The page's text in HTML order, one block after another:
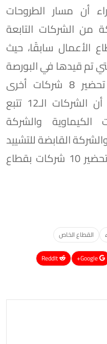
أن مسار الطروحات
قيد نحو 20 شركة من الشركات التابعة
الأعمال سابقًا، حيث
تم قيدها في البورصة
إلى 12 شركة، وجار حاليًا تحضير 8 شركات أخرى
وتجهيزها للقيد، مشيرًا إلى أن الشركات الـ12 تتبع
الكيماوية والشركة
القابضة للتشييد
والتعمير، مشيرًا إلى أنه جار تحضير 10 شركات بقطاع
القطاع الخاص
Google+
ReddIt